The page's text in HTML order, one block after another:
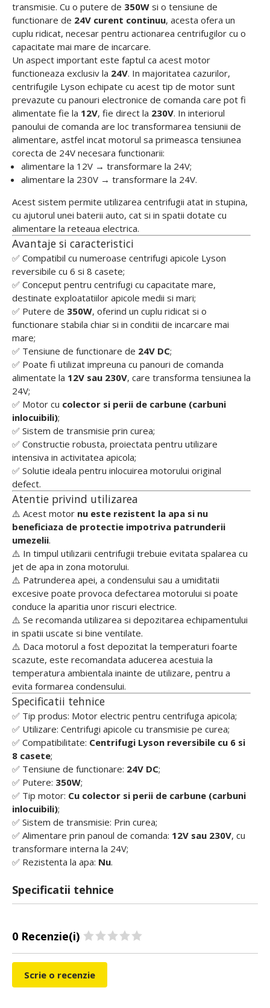
transmisie. Cu o putere de 350W si o tensiune de
functionare de 24V curent continuu, acesta ofera un
cuplu ridicat, necesar pentru actionarea centrifugilor cu o
capacitate mai mare de incarcare.
Un aspect important este faptul ca acest motor
functioneaza exclusiv la 24V. In majoritatea cazurilor,
centrifugile Lyson echipate cu acest tip de motor sunt
prevazute cu panouri electronice de comanda care pot fi
alimentate fie la 12V, fie direct la 230V. In interiorul
panoului de comanda are loc transformarea tensiunii de
alimentare, astfel incat motorul sa primeasca tensiunea
corecta de 24V necesara functionarii:
alimentare la 12V → transformare la 24V;
alimentare la 230V → transformare la 24V.
Acest sistem permite utilizarea centrifugii atat in stupina,
cu ajutorul unei baterii auto, cat si in spatii dotate cu
alimentare la reteaua electrica.
Avantaje si caracteristici
✅ Compatibil cu numeroase centrifugi apicole Lyson
reversibile cu 6 si 8 casete;
✅ Conceput pentru centrifugi cu capacitate mare,
destinate exploatatiilor apicole medii si mari;
✅ Putere de 350W, oferind un cuplu ridicat si o
functionare stabila chiar si in conditii de incarcare mai
mare;
✅ Tensiune de functionare de 24V DC;
✅ Poate fi utilizat impreuna cu panouri de comanda
alimentate la 12V sau 230V, care transforma tensiunea la
24V;
✅ Motor cu colector si perii de carbune (carbuni
inlocuibili);
✅ Sistem de transmisie prin curea;
✅ Constructie robusta, proiectata pentru utilizare
intensiva in activitatea apicola;
✅ Solutie ideala pentru inlocuirea motorului original
defect.
Atentie privind utilizarea
⚠️ Acest motor nu este rezistent la apa si nu
beneficiaza de protectie impotriva patrunderii
umezelii.
⚠️ In timpul utilizarii centrifugii trebuie evitata spalarea cu
jet de apa in zona motorului.
⚠️ Patrunderea apei, a condensului sau a umiditatii
excesive poate provoca defectarea motorului si poate
conduce la aparitia unor riscuri electrice.
⚠️ Se recomanda utilizarea si depozitarea echipamentului
in spatii uscate si bine ventilate.
⚠️ Daca motorul a fost depozitat la temperaturi foarte
scazute, este recomandata aducerea acestuia la
temperatura ambientala inainte de utilizare, pentru a
evita formarea condensului.
Specificatii tehnice
✅ Tip produs: Motor electric pentru centrifuga apicola;
✅ Utilizare: Centrifugi apicole cu transmisie pe curea;
✅ Compatibilitate: Centrifugi Lyson reversibile cu 6 si
8 casete;
✅ Tensiune de functionare: 24V DC;
✅ Putere: 350W;
✅ Tip motor: Cu colector si perii de carbune (carbuni
inlocuibili);
✅ Sistem de transmisie: Prin curea;
✅ Alimentare prin panoul de comanda: 12V sau 230V, cu
transformare interna la 24V;
✅ Rezistenta la apa: Nu.
Specificatii tehnice
0 Recenzie(i)
Scrie o recenzie